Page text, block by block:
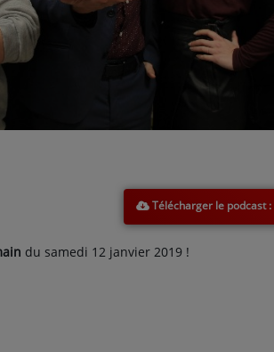
Télécharger le podcast
du samedi 12 janvier 2019 !